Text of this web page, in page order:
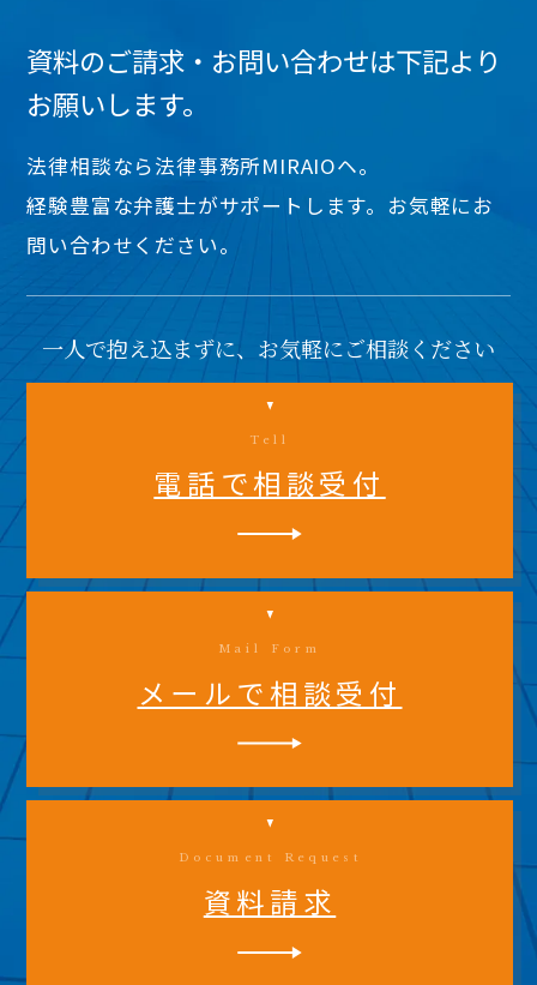
資料のご請求・お問い合わせは下記より
お願いします。
法律相談なら法律事務所MIRAIOヘ。
経験豊富な弁護士がサポートします。お気軽にお
問い合わせください。
一人で抱え込まずに、お気軽にご相談ください
Tell
電話で相談受付
Mail Form
メールで相談受付
Document Request
資料請求